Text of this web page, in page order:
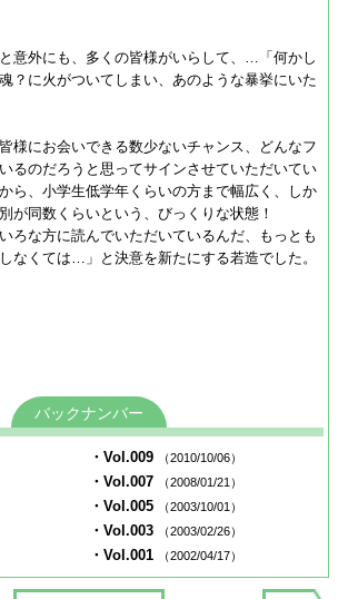
意外にも、多くの皆様がいらして、…「何かし
？に火がついてしまい、あのような暴挙にいた
様にお会いできる数少ないチャンス、どんなフ
るのだろうと思ってサインさせていただいてい
ら、小学生低学年くらいの方まで幅広く、しか
が同数くらいという、びっくりな状態！
ろな方に読んでいただいているんだ、もっとも
なくては…」と決意を新たにする若造でした。
バックナンバー
・Vol.009 （2010/10/06）
・Vol.007 （2008/01/21）
・Vol.005 （2003/10/01）
・Vol.003 （2003/02/26）
・Vol.001 （2002/04/17）